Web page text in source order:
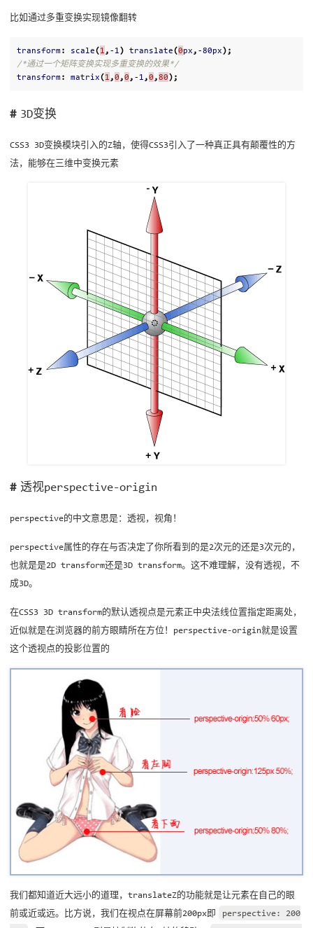
比如通过多重变换实现镜像翻转
transform : scale(1 , -1) translate(0px , -80px);
/*通过一个矩阵变换实现多重变换的效果*/
transform : matrix(1 ,0 ,0 , -1 ,0 ,80);
3D变换
CSS3 3D变换模块引入的Z轴，使得CSS3引入了一种真正具有颠覆性的方
法，能够在三维中变换元素
透视perspective-origin
perspective的中文意思是：透视，视角！
perspective属性的存在与否决定了你所看到的是2次元的还是3次元的，
也就是是2D transform还是3D transform。这不难理解，没有透视，不
成3D。
在CSS3 3D transform的默认透视点是元素正中央法线位置指定距离处，
近似就是在浏览器的前方眼睛所在方位！perspective-origin就是设置
这个透视点的投影位置的
我们都知道近大远小的道理，translateZ的功能就是让元素在自己的眼
前或近或远。比方说，我们在视点在屏幕前200px即
perspective: 200